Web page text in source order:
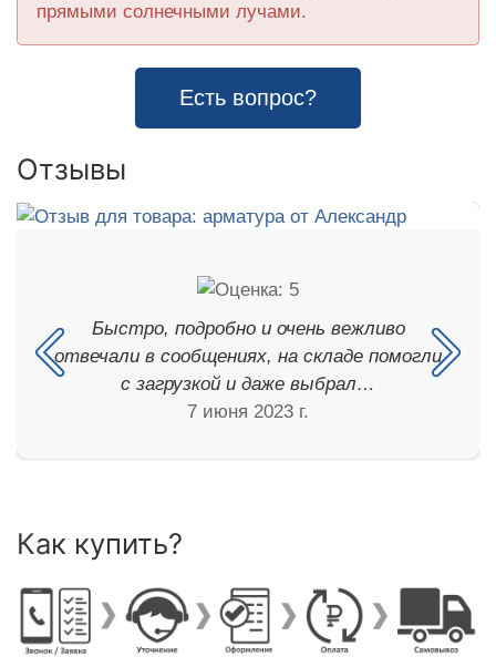
прямыми солнечными лучами.
Есть вопрос?
Отзывы
Быстро, подробно и очень вежливо
отвечали в сообщениях, на складе помогли
с загрузкой и даже выбрал…
7 июня 2023 г.
Как купить?